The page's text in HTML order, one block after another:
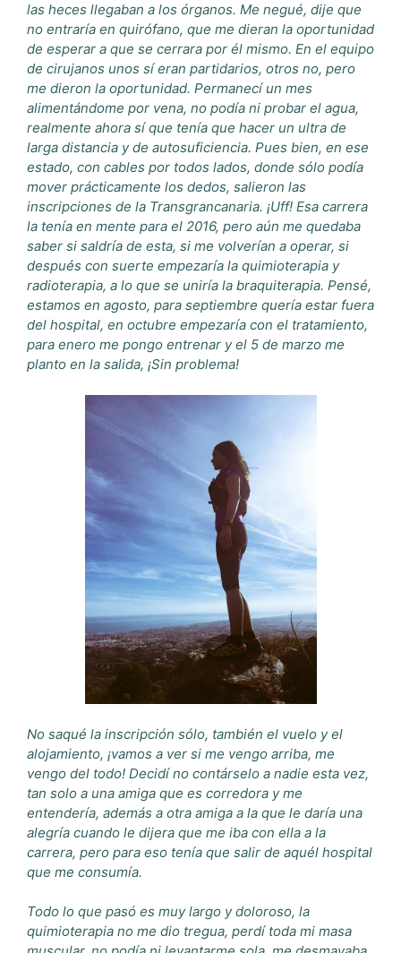
las heces llegaban a los órganos. Me negué, dije que
no entraría en quirófano, que me dieran la oportunidad
de esperar a que se cerrara por él mismo. En el equipo
de cirujanos unos sí eran partidarios, otros no, pero
me dieron la oportunidad. Permanecí un mes
alimentándome por vena, no podía ni probar el agua,
realmente ahora sí que tenía que hacer un ultra de
larga distancia y de autosuficiencia. Pues bien, en ese
estado, con cables por todos lados, donde sólo podía
mover prácticamente los dedos, salieron las
inscripciones de la Transgrancanaria. ¡Uff! Esa carrera
la tenía en mente para el 2016, pero aún me quedaba
saber si saldría de esta, si me volverían a operar, si
después con suerte empezaría la quimioterapia y
radioterapia, a lo que se uniría la braquiterapia. Pensé,
estamos en agosto, para septiembre quería estar fuera
del hospital, en octubre empezaría con el tratamiento,
para enero me pongo entrenar y el 5 de marzo me
planto en la salida, ¡Sin problema!
No saqué la inscripción sólo, también el vuelo y el
alojamiento, ¡vamos a ver si me vengo arriba, me
vengo del todo! Decidí no contárselo a nadie esta vez,
tan solo a una amiga que es corredora y me
entendería, además a otra amiga a la que le daría una
alegría cuando le dijera que me iba con ella a la
carrera, pero para eso tenía que salir de aquél hospital
que me consumía.
Todo lo que pasó es muy largo y doloroso, la
quimioterapia no me dio tregua, perdí toda mi masa